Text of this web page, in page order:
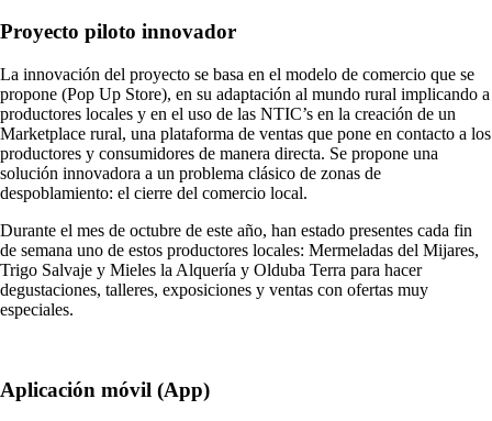
Proyecto piloto innovador
La innovación del proyecto se basa en el modelo de comercio que se
propone (Pop Up Store), en su adaptación al mundo rural implicando a
productores locales y en el uso de las NTIC’s en la creación de un
Marketplace rural, una plataforma de ventas que pone en contacto a los
productores y consumidores de manera directa. Se propone una
solución innovadora a un problema clásico de zonas de
despoblamiento: el cierre del comercio local.
Durante el mes de octubre de este año, han estado presentes cada fin
de semana uno de estos productores locales: Mermeladas del Mijares,
Trigo Salvaje y Mieles la Alquería y Olduba Terra para hacer
degustaciones, talleres, exposiciones y ventas con ofertas muy
especiales.
Aplicación móvil (App)